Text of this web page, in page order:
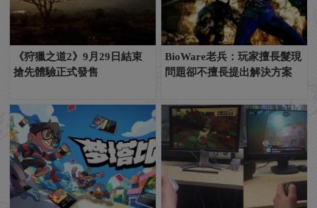
《狩獵之道2》9月29日結束
搶先體驗正式發售
BioWare老兵：玩家擅長髮現
問題卻不擅長提出解決方案